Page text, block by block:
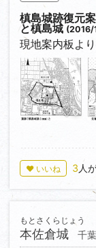
槙島城跡復元
と槙島城(2016/
現地案内板よ
0
♥ いいね 3人
本佐倉城
もとさくらじょう
千